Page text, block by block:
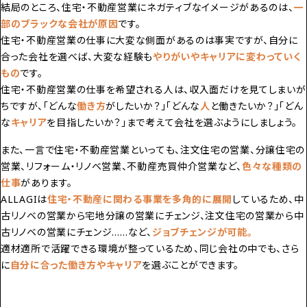
結局のところ、住宅・不動産営業にネガティブなイメージがあるのは、一
部のブラックな会社が原因です。
住宅・不動産営業の仕事に大変な側面があるのは事実ですが、自分に
合った会社を選べば、大変な経験もやりがいやキャリアに変わっていく
ものです。
住宅・不動産営業の仕事を希望される人は、収入面だけを見てしまいが
ちですが、 「どんな働き方がしたいか？」「どんな人と働きたいか？」「どん
なキャリアを目指したいか？」 まで考えて会社を選ぶようにしましょう。
また、一言で住宅・不動産営業といっても、注文住宅の営業、分譲住宅の
営業、リフォーム・リノベ営業、不動産売買仲介営業など、色々な種類の
仕事があります。
ALLAGIは住宅・不動産に関わる事業を多角的に展開 しているため、中
古リノベの営業から宅地分譲の営業にチェンジ、注文住宅の営業から中
古リノベの営業にチェンジ……など、 ジョブチェンジが可能。
適材適所で活躍できる環境が整っているため、同じ会社の中でも、さら
に自分に合った働き方やキャリアを選ぶことができます。